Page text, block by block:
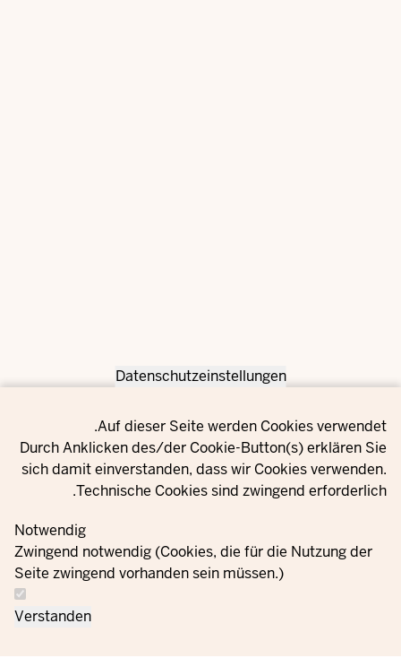
Privacy settings
Datenschutzeinstellungen
Auf dieser Seite werden Cookies verwendet.
Durch Anklicken des/der Cookie-Button(s) erklären Sie
sich damit einverstanden, dass wir Cookies verwenden.
Technische Cookies sind zwingend erforderlich.
Notwendig
Zwingend notwendig (Cookies, die für die Nutzung der
Seite zwingend vorhanden sein müssen.)
Verstanden